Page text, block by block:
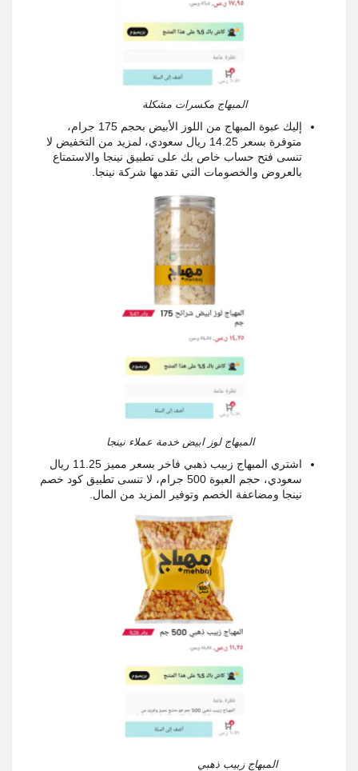
المبهاج مكسرات مشكلة
إليك عبوة المبهاج من اللوز الأبيض بحجم 175 جرام،
متوفرة بسعر 14.25 ريال سعودي، لمزيد من التخفيض لا
تنسى فتح حساب خاص بك على تطبيق نينجا والاستمتاع
بالعروض والخصومات التي تقدمها شركة نينجا.
المبهاج لوز ابيض خدمة عملاء نينجا
اشتري المبهاج زبيب ذهبي فاخر بسعر مميز 11.25 ريال
سعودي، حجم العبوة 500 جرام، لا تنسى تطبيق كود خصم
نينجا ومضاعفة الخصم وتوفير المزيد من المال.
المبهاج زبيب ذهبي